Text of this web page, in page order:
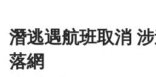
潛逃遇航班取消
落網